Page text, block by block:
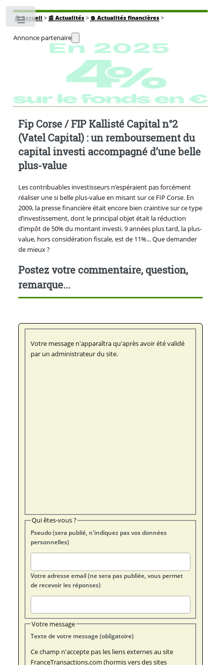
🏠Accueil > 📰 Actualités> 💲 Actualités financières>
Annonce partenaire
Fip Corse / FIP Kallisté Capital n°2
(Vatel Capital) : un remboursement du
capital investi accompagné d’une belle
plus-value
Les contribuables investisseurs n’espéraient pas forcément
réaliser une si belle plus-value en misant sur ce FIP Corse. En
2009, la presse financière était encore bien craintive sur ce type
d’investissement, dont le principal objet était la réduction
d’impôt de 50% du montant investi. 9 années plus tard, la plus-
value, hors considération fiscale, est de 11%... Que demander
de mieux ?
Postez votre commentaire, question,
remarque...
Votre message n'apparaîtra qu'après avoir été validé
par un administrateur du site.
Qui êtes-vous ?
Pseudo (sera publié, n'indiquez pas vos données
personnelles)
Votre adresse email (ne sera pas publiée, vous permet
de recevoir les réponses)
Votre message
Texte de votre message (obligatoire)
Ce champ n'accepte pas les liens externes au site
FranceTransactions.com (hormis vers des sites
Toggle